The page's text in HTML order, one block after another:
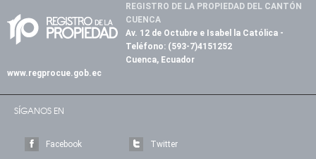
REGISTRO DE LA PROPIEDAD DEL CANTÓN
CUENCA
Av. 12 de Octubre e Isabel la Católica -
Teléfono: (593-7)4151252
Cuenca, Ecuador
www.regprocue.gob.ec
SÍGANOS EN
Facebook Twitter